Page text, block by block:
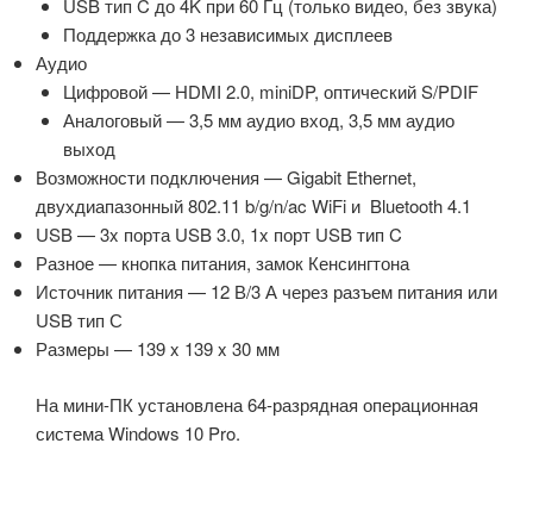
USB тип C до 4K при 60 Гц (только видео, без звука)
Поддержка до 3 независимых дисплеев
Аудио
Цифровой — HDMI 2.0, miniDP, оптический S/PDIF
Аналоговый — 3,5 мм аудио вход, 3,5 мм аудио
выход
Возможности подключения — Gigabit Ethernet,
двухдиапазонный 802.11 b/g/n/ac WiFi и Bluetooth 4.1
USB — 3x порта USB 3.0, 1x порт USB тип C
Разное — кнопка питания, замок Кенсингтона
Источник питания — 12 В/3 А через разъем питания или
USB тип С
Размеры — 139 x 139 x 30 мм
На мини-ПК установлена ​​64-разрядная операционная
система Windows 10 Pro.